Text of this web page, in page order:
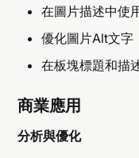
在圖片描述中使
優化圖片Alt文字
在板塊標題和描
商業應用
分析與優化